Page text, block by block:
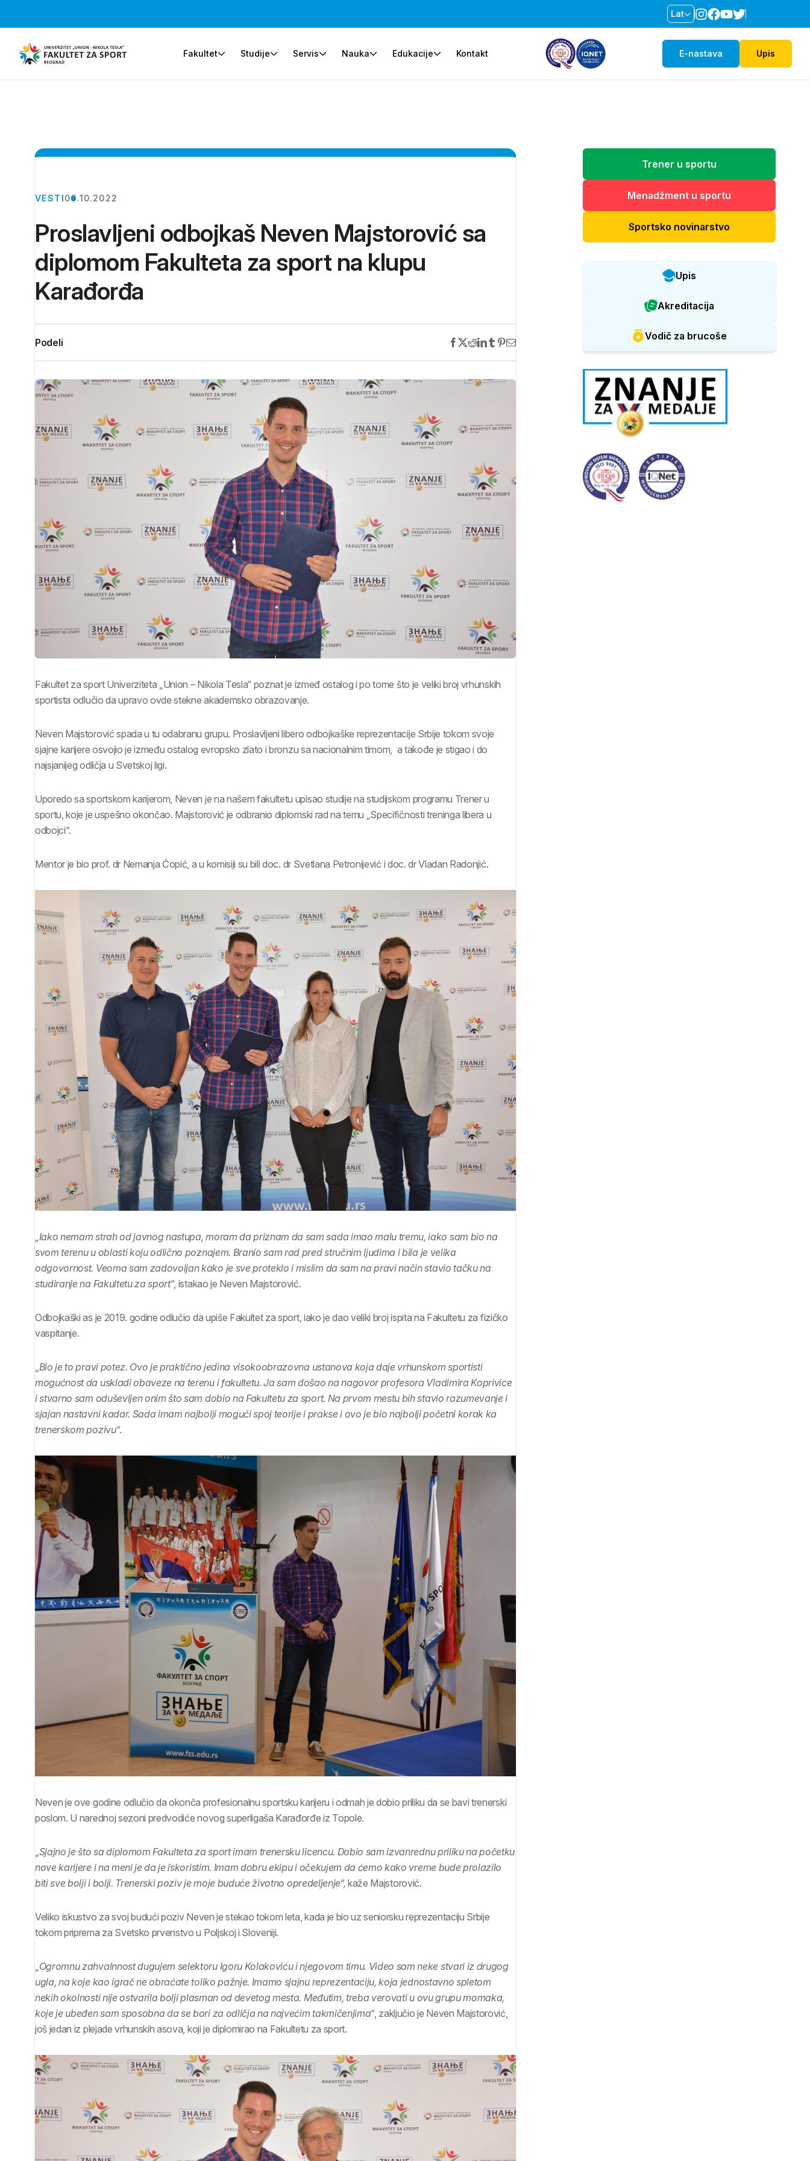
Lat
Fakultet Studije Servis Nauka Edukacije Kontakt E-nastava Upis
VESTI06.10.2022
Proslavljeni odbojkaš Neven Majstorović sa
diplomom Fakulteta za sport na klupu
Karađorđa
Podeli
Fakultet za sport Univerziteta „Union – Nikola Tesla“ poznat je izmeđ ostalog i po tome što je veliki broj vrhunskih
sportista odlučio da upravo ovde stekne akademsko obrazovanje.
Neven Majstorović spada u tu odabranu grupu. Proslavljeni libero odbojkaške reprezentacije Srbije tokom svoje
sjajne karijere osvojio je između ostalog evropsko zlato i bronzu sa nacionalnim timom, a takođe je stigao i do
najsjanijeg odličja u Svetskoj ligi.
Uporedo sa sportskom karijerom, Neven je na našem fakultetu upisao studije na studijskom programu Trener u
sportu, koje je uspešno okončao. Majstorović je odbranio diplomski rad na temu „Specifičnosti treninga libera u
odbojci“.
Mentor je bio prof. dr Nemanja Ćopić, a u komisiji su bili doc. dr Svetlana Petronijević i doc. dr Vladan Radonjić.
„Iako nemam strah od javnog nastupa, moram da priznam da sam sada imao malu tremu, iako sam bio na
svom terenu u oblasti koju odlično poznajem. Branio sam rad pred stručnim ljudima i bila je velika
odgovornost. Veoma sam zadovoljan kako je sve proteklo i mislim da sam na pravi način stavio tačku na
studiranje na Fakultetu za sport“, istakao je Neven Majstorović.
Odbojkaški as je 2019. godine odlučio da upiše Fakultet za sport, iako je dao veliki broj ispita na Fakultetu za fizičko
vaspitanje.
Bio je to pravi potez. Ovo je praktično jedina visokoobrazovna ustanova koja daje vrhunskom sportisti
mogućnost da uskladi obaveze na terenu i fakultetu. Ja sam došao na nagovor profesora Vladimira Koprivice
i stvarno sam oduševljen onim što sam dobio na Fakultetu za sport. Na prvom mestu bih stavio razumevanje i
sjajan nastavni kadar. Sada imam najbolji mogući spoj teorije i prakse i ovo je bio najbolji početni korak ka
trenerskom pozivu“.
Neven je ove godine odlučio da okonča profesionalnu sportsku karijeru i odmah je dobio priliku da se bavi trenerski
poslom. U narednoj sezoni predvodiće novog superligaša Karađorđe iz Topole.
„Sjajno je što sa diplomom Fakulteta za sport imam trenersku licencu. Dobio sam izvanrednu priliku na početku
nove karijere i na meni je da je iskoristim. Imam dobru ekipu i očekujem da ćemo kako vreme bude prolazilo
biti sve bolji i bolji. Trenerski poziv je moje buduće životno opredeljenje“, kaže Majstorović.
Veliko iskustvo za svoj budući poziv Neven je stekao tokom leta, kada je bio uz seniorsku reprezentaciju Srbije
tokom priprema za Svetsko prvenstvo u Poljskoj i Sloveniji.
„Ogromnu zahvalnnost dugujem selektoru Igoru Kolakoviću i njegovom timu. Video sam neke stvari iz drugog
ugla, na koje kao igrač ne obraćate toliko pažnje. Imamo sjajnu reprezentaciju, koja jednostavno spletom
nekih okolnosti nije ostvarila bolji plasman od devetog mesta. Međutim, treba verovati u ovu grupu momaka,
koje je ubeđen sam sposobna da se bori za odličja na najvećim takmičenjima“, zaključio je Neven Majstorović,
još jedan iz plejade vrhunskih asova, koji je diplomirao na Fakultetu za sport.
Trener u sportu
Menadžment u sportu
Sportsko novinarstvo
Upis
Akreditacija
Vodič za brucoše